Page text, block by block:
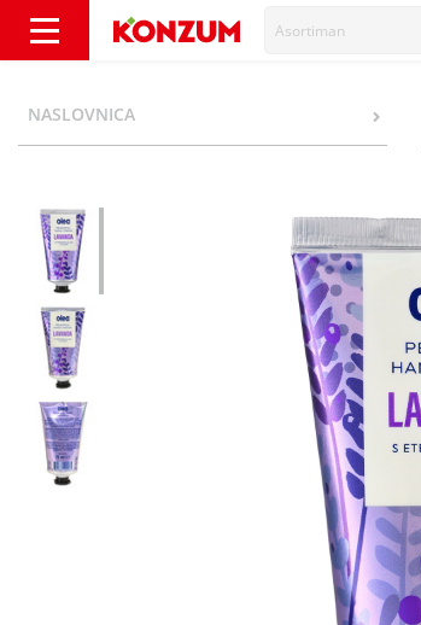
Asortiman
NASLOVNICA